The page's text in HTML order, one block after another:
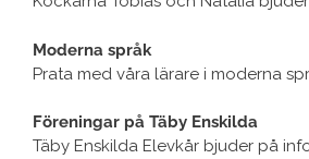
Moderna språk
Prata med våra lärare i moderna
Föreningar på Täby Enskilda
Täby Enskilda Elevkår bjuder på